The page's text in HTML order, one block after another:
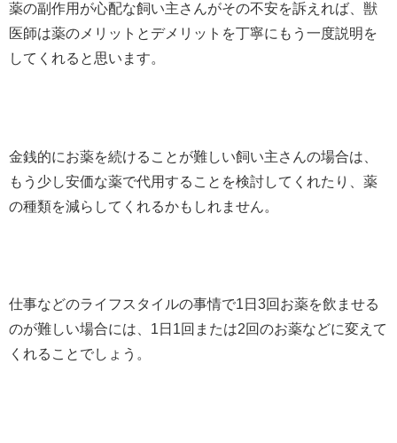
薬の副作用が心配な飼い主さんがその不安を訴えれば、獣
医師は薬のメリットとデメリットを丁寧にもう一度説明を
してくれると思います。
金銭的にお薬を続けることが難しい飼い主さんの場合は、
もう少し安価な薬で代用することを検討してくれたり、薬
の種類を減らしてくれるかもしれません。
仕事などのライフスタイルの事情で1日3回お薬を飲ませる
のが難しい場合には、1日1回または2回のお薬などに変えて
くれることでしょう。